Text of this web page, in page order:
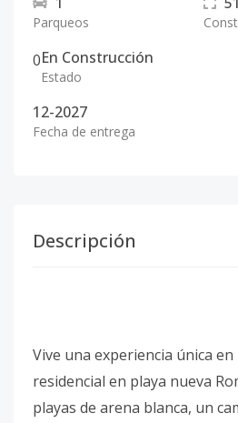
Parqueos
0En Construcción
Estado
12-2027
Fecha de entrega
Descripción
Vive una experiencia única
residencial en playa nueva
playas de arena blanca, un